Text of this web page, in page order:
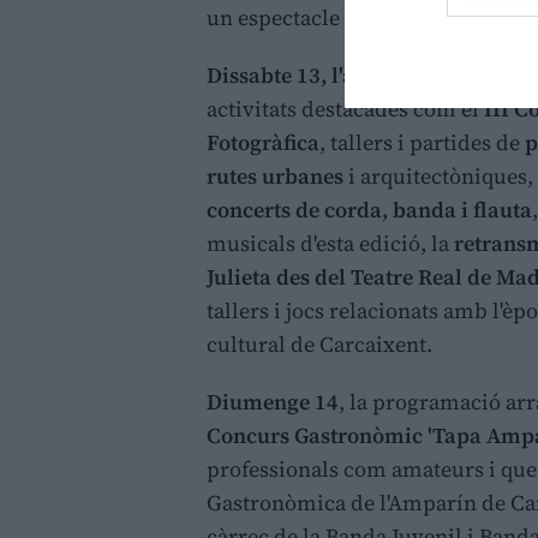
un espectacle audiovisual per
Dissabte 13, l'activitat arrancarà
activitats destacades com elIII
Fotogràfica, tallers i partides de
rutes urbanes i arquitectòniques,
concerts de corda, banda i flauta
musicals d'esta edició, la
Julieta des del Teatre Real de
tallers i jocs relacionats amb
cultural de Carcaixent.
Diumenge 14, la programació
Concurs Gastronòmic 'Tapa
professionals com amateurs i
Gastronòmica de l'Amparín de